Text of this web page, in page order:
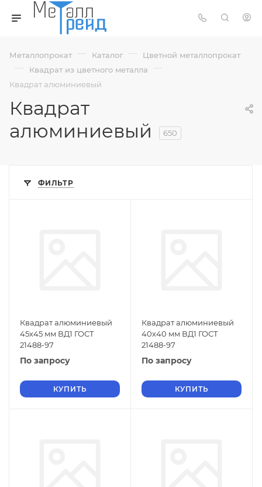
Металлопрокат — Каталог — Цветной металлопрокат
— Квадрат из цветного металла —
Квадрат алюминиевый
Квадрат
алюминиевый
650
ФИЛЬТР
Квадрат алюминиевый
45х45 мм ВД1 ГОСТ
21488-97
По запросу
КУПИТЬ
Квадрат алюминиевый
40х40 мм ВД1 ГОСТ
21488-97
По запросу
КУПИТЬ